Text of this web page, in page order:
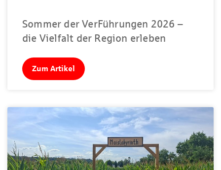
Sommer der VerFührungen 2026 –
die Vielfalt der Region erleben
Zum Artikel